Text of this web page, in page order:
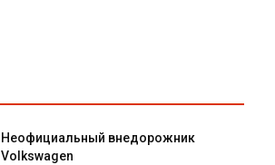
Неофициальный внедорожник
Volkswagen